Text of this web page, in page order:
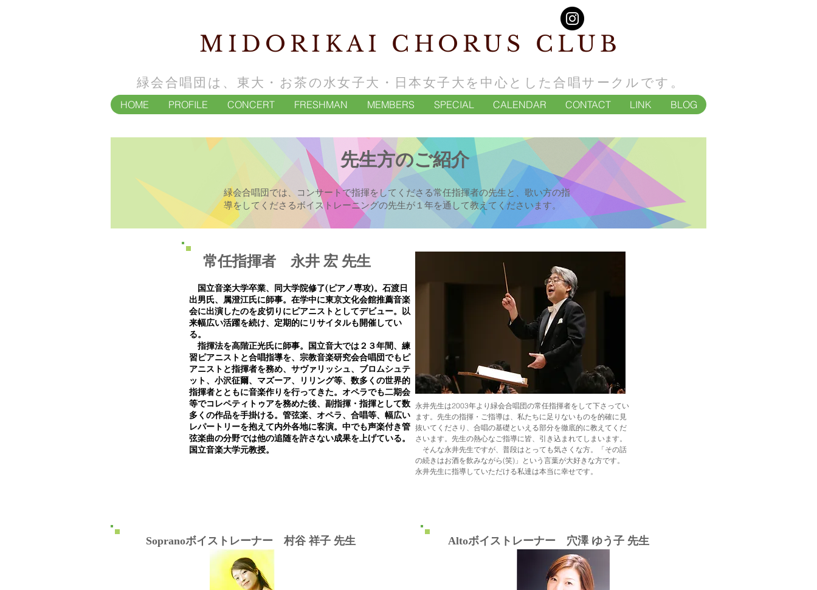
MIDORIKAI CHORUS CLUB
緑会合唱団は、東大・お茶の水女子大・日本女子大を中心とした合唱サークルです。
HOME PROFILE CONCERT FRESHMAN MEMBERS SPECIAL CALENDAR CONTACT LINK BLOG
先生方のご紹介
緑会合唱団では、コンサートで指揮をしてくださる常任指揮者の先生と、歌い方の指
導をしてくださるボイストレーニングの先生が１年を通して教えてくださいます。
常任指揮者 永井 宏 先生
国立音楽大学卒業、同大学院修了(ピアノ専攻)。石渡日
出男氏、属澄江氏に師事。在学中に東京文化会館推薦音楽
会に出演したのを皮切りにピアニストとしてデビュー。以
来幅広い活躍を続け、定期的にリサイタルも開催してい
る。
指揮法を高階正光氏に師事。国立音大では２３年間、練
習ピアニストと合唱指導を、宗教音楽研究会合唱団でもピ
アニストと指揮者を務め、サヴァリッシュ、ブロムシュテ
ット、小沢征爾、マズーア、リリング等、数多くの世界的
指揮者とともに音楽作りを行ってきた。オペラでも二期会
等でコレペティトゥアを務めた後、副指揮・指揮として数
多くの作品を手掛ける。管弦楽、オペラ、合唱等、幅広い
レパートリーを抱えて内外各地に客演。中でも声楽付き管
弦楽曲の分野では他の追随を許さない成果を上げている。
国立音楽大学元教授。
永井先生は2003年より緑会合唱団の常任指揮者をして下さってい
ます。先生の指揮・ご指導は、私たちに足りないものを的確に見
抜いてくださり、合唱の基礎といえる部分を徹底的に教えてくだ
さいます。先生の熱心なご指導に皆、引き込まれてしまいます。
そんな永井先生ですが、普段はとっても気さくな方。「その話
の続きはお酒を飲みながら(笑)」という言葉が大好きな方です。
永井先生に指導していただける私達は本当に幸せです。
Sopranoボイストレーナー 村谷 祥子 先生 Altoボイストレーナー 穴澤 ゆう子 先生